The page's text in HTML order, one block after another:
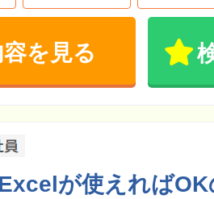
を見る
が使えれば